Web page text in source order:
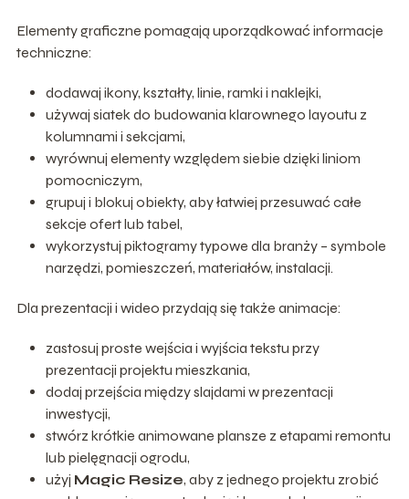
Elementy graficzne pomagają uporządkować informacje
techniczne:
dodawaj ikony, kształty, linie, ramki i naklejki,
używaj siatek do budowania klarownego layoutu z
kolumnami i sekcjami,
wyrównuj elementy względem siebie dzięki liniom
pomocniczym,
grupuj i blokuj obiekty, aby łatwiej przesuwać całe
sekcje ofert lub tabel,
wykorzystuj piktogramy typowe dla branży – symbole
narzędzi, pomieszczeń, materiałów, instalacji.
Dla prezentacji i wideo przydają się także animacje:
zastosuj proste wejścia i wyjścia tekstu przy
prezentacji projektu mieszkania,
dodaj przejścia między slajdami w prezentacji
inwestycji,
stwórz krótkie animowane plansze z etapami remontu
lub pielęgnacji ogrodu,
użyj Magic Resize, aby z jednego projektu zrobić